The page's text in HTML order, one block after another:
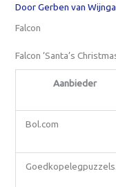
DoorGerben van
Falcon
Falcon ‘Santa’s
Aanbieder
Bol.com